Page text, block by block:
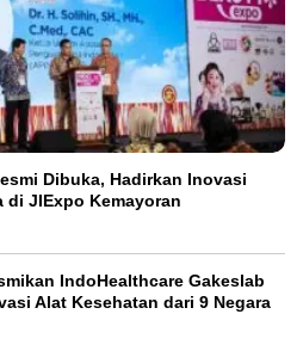
Dibuka, Hadirkan Inovasi
di JIExpo Kemayoran
IndoHealthcare Gakeslab
Alat Kesehatan dari 9 Negara